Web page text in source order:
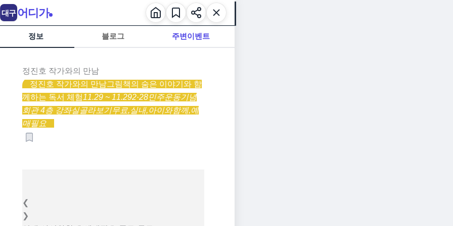
정보 블로그 주변이벤트
정진호 작가와의 만남
정진호 작가와의 만남그림책의 숨은 이야기와 함
께하는 독서 체험11.29 ~ 11.292·28민주운동기념
회관 4층 강좌실골라보기무료,실내,아이와함께,예
매필요
❮
❯
대구 어디가